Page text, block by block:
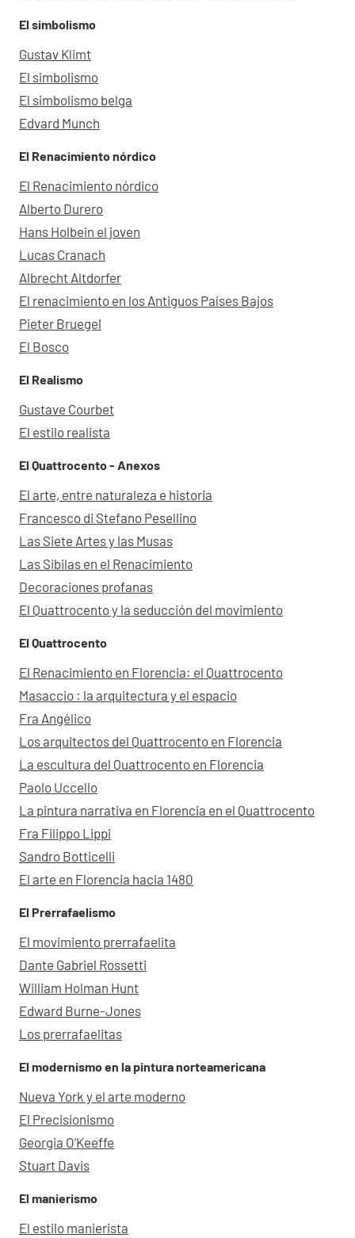
El simbolismo
Gustav Klimt
El simbolismo
El simbolismo belga
Edvard Munch
El Renacimiento nórdico
El Renacimiento nórdico
Alberto Durero
Hans Holbein el joven
Lucas Cranach
Albrecht Altdorfer
El renacimiento en los Antiguos Países Bajos
Pieter Bruegel
El Bosco
El Realismo
Gustave Courbet
El estilo realista
El Quattrocento - Anexos
El arte, entre naturaleza e historia
Francesco di Stefano Pesellino
Las Siete Artes y las Musas
Las Sibilas en el Renacimiento
Decoraciones profanas
El Quattrocento y la seducción del movimiento
El Quattrocento
El Renacimiento en Florencia: el Quattrocento
Masaccio : la arquitectura y el espacio
Fra Angélico
Los arquitectos del Quattrocento en Florencia
La escultura del Quattrocento en Florencia
Paolo Uccello
La pintura narrativa en Florencia en el Quattrocento
Fra Filippo Lippi
Sandro Botticelli
El arte en Florencia hacia 1480
El Prerrafaelismo
El movimiento prerrafaelita
Dante Gabriel Rossetti
William Holman Hunt
Edward Burne-Jones
Los prerrafaelitas
El modernismo en la pintura norteamericana
Nueva York y el arte moderno
El Precisionismo
Georgia O’Keeffe
Stuart Davis
El manierismo
El estilo manierista